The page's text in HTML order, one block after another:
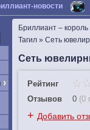
новости
›
Бриллиант –
Тагил » Сеть
Сеть
Рейтинг
Отзывов
0 (0
+ Добавить